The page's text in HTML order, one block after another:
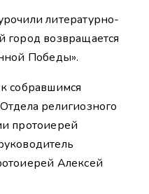
литературно-
возвращается
Победы».
собравшимся
религиозного
протоиерей
Алексей